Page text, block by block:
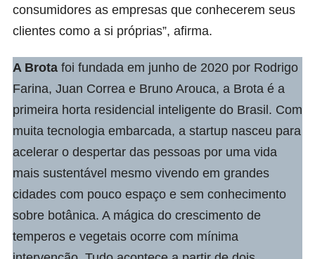
consumidores as empresas que conhecerem seus
clientes como a si próprias”, afirma.
A Brota foi fundada em junho de 2020 por Rodrigo
Farina, Juan Correa e Bruno Arouca, a Brota é a
primeira horta residencial inteligente do Brasil. Com
muita tecnologia embarcada, a startup nasceu para
acelerar o despertar das pessoas por uma vida
mais sustentável mesmo vivendo em grandes
cidades com pouco espaço e sem conhecimento
sobre botânica. A mágica do crescimento de
temperos e vegetais ocorre com mínima